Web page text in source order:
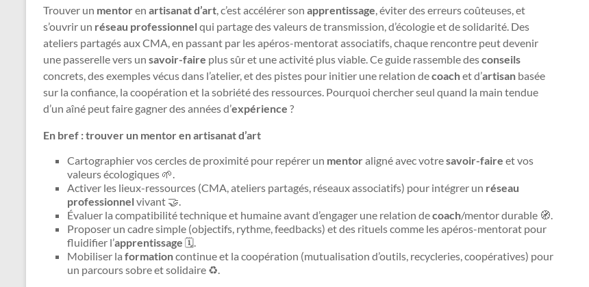
Trouver un mentoren artisanat d’art, c’est accélérer son apprentissage, éviter des erreurs coûteuses, et
s’ouvrir un réseau professionnelqui partage des valeurs de transmission, d’écologie et de solidarité. Des
ateliers partagés aux CMA, en passant par les apéros-mentorat associatifs, chaque rencontre peut devenir
une passerelle vers un savoir-faire plus sûr et une activité plus viable. Ce guide rassemble desconseils
concrets, des exemples vécus dans l’atelier, et des pistes pour initier une relation decoachet d’artisan basée
sur la confiance, la coopération et la sobriété des ressources. Pourquoi chercher seul quand la main tendue
d’un aîné peut faire gagner des années d’expérience ?
En bref : trouver un mentor en artisanat d’art
Cartographier vos cercles de proximité pour repérer un mentoraligné avec votresavoir-faire et vos
valeurs écologiques 🌱.
Activer les lieux-ressources (CMA, ateliers partagés, réseaux associatifs) pour intégrer un réseau
professionnelvivant 🤝.
Évaluer la compatibilité technique et humaine avant d’engager une relation decoach/mentor durable 🧭.
Proposer un cadre simple (objectifs, rythme, feedbacks) et des rituels comme les apéros-mentorat pour
fluidifier l’apprentissage 🗓️.
Mobiliser la formationcontinue et la coopération (mutualisation d’outils, recycleries, coopératives) pour
un parcours sobre et solidaire ♻️.